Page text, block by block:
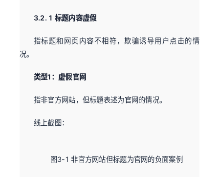
3.2. 1 标题内容虚假
指标题和网页内容不相符，欺骗诱导用户点击的情
况。
类型1：虚假官网
指非官方网站，但标题表述为官网的情况。
线上截图：
图3-1 非官方网站但标题为官网的负面案例